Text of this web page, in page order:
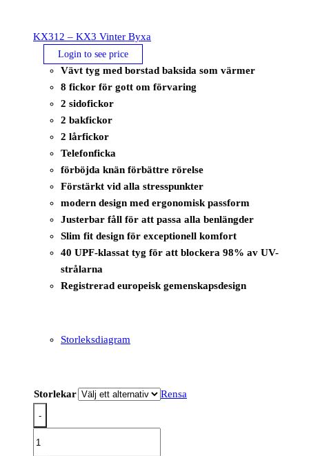
KX312 – KX3 Vinter Byxa
Login to see price
Vävt tyg med borstad baksida som värmer
8 fickor för gott om förvaring
2 sidofickor
2 bakfickor
2 lårfickor
Telefonficka
förböjda knän förbättre rörelse
Förstärkt vid alla stresspunkter
modern design med ergonomisk passform
Justerbar fåll för att passa alla benlängder
Slim fit design för exceptionell komfort
40 UPF-klassat tyg för att blockera 98% av UV-
strålarna
Registrerad europeisk gemenskapsdesign
Storleksdiagram
Storlekar Rensa
-